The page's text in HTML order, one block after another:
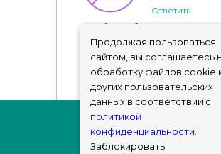
Ответить
Чтобы добавить
авторизоваться!
Продолжая пользоваться
сайтом, вы соглашаетесь
обработку файлов cookie
других пользовательских
данных в соответствии с
политикой
конфиденциальности.
Заблокировать